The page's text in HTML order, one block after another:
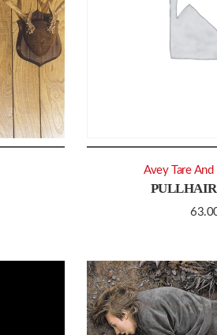
Avey Tare